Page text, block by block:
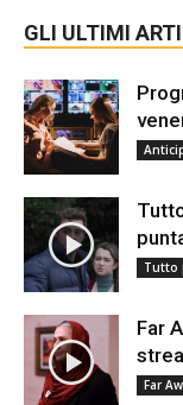
GLI ULTIMI
Tutto
Far
Far